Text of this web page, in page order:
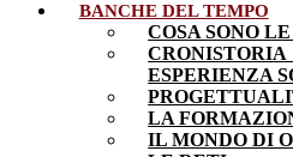
BANCHE DEL TEMPO
COSA SONO
ESPERIENZA
LA
IL MONDO DI